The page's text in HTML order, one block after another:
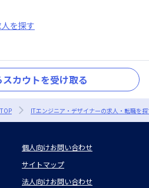
を探す
カウトを受け取る
ITエンジニア・デザイナーの求人・転職を
個人向けお問い合わせ
サイトマップ
法人向けお問い合わせ